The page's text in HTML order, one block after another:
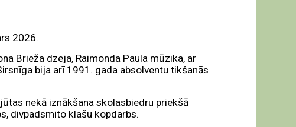
2026.
Brieža dzeja, Raimonda Paula mūzika, ar
bija arī 1991. gada absolventu tikšanās
nekā iznākšana skolasbiedru priekšā
divpadsmito klašu kopdarbs.